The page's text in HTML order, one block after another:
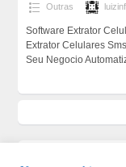
Outras
Software Extrator
Extrator Celulares
Seu Negocio